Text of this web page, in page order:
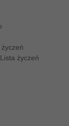
życzeń